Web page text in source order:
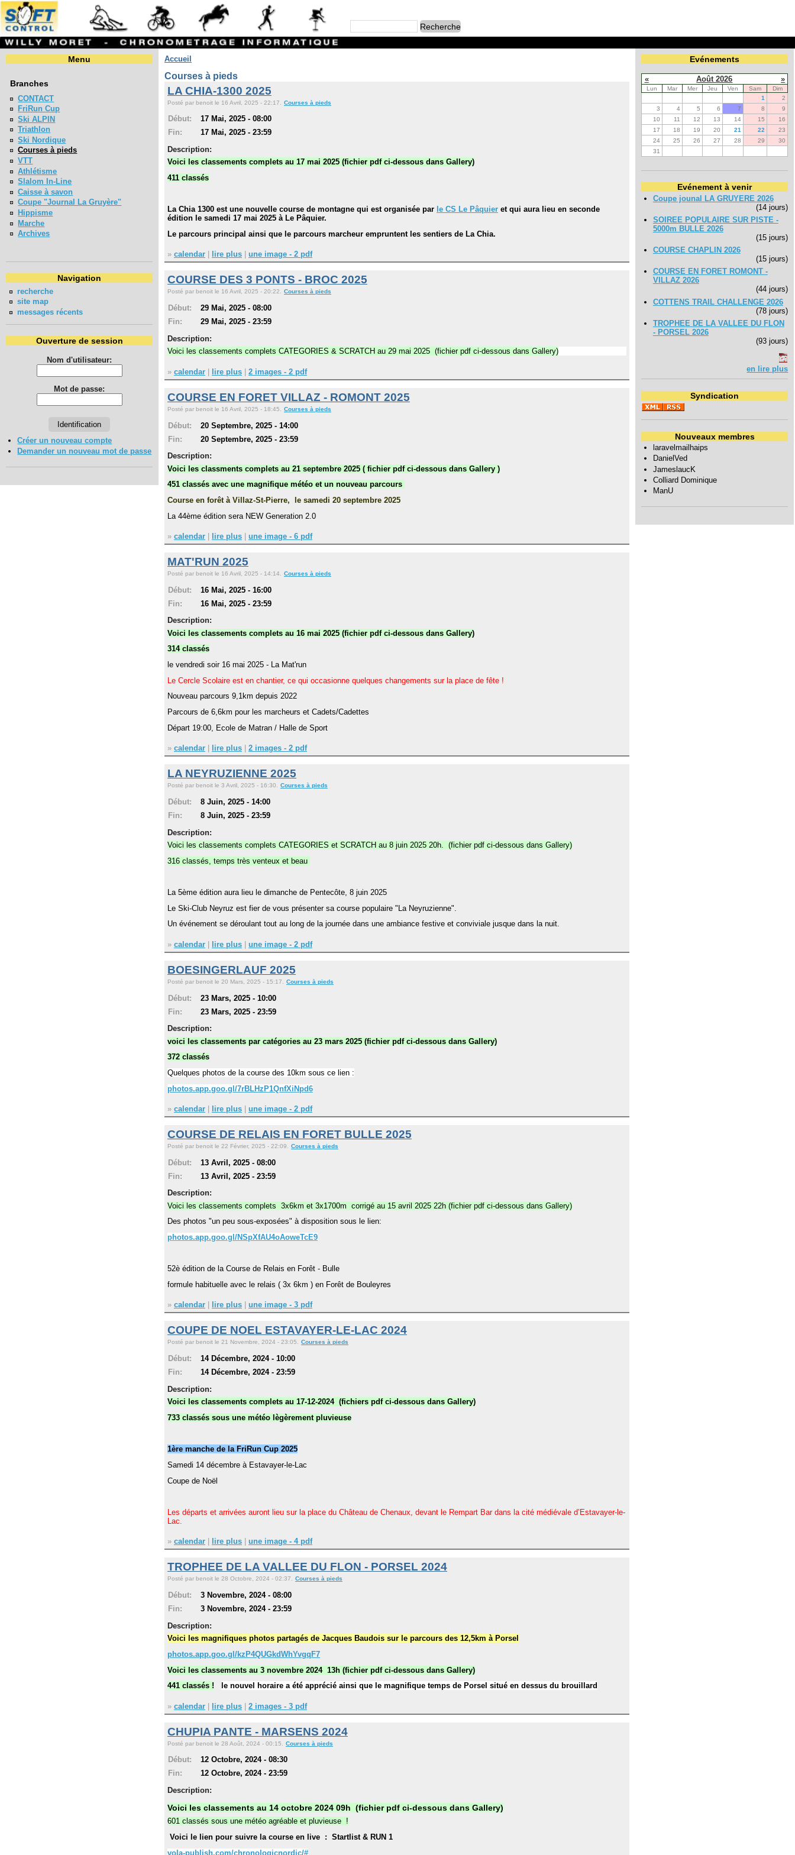
Menu
Branches
CONTACT
FriRun Cup
Ski ALPIN
Triathlon
Ski Nordique
Courses à pieds
VTT
Athlétisme
Slalom In-Line
Caisse à savon
Coupe "Journal La Gruyère"
Hippisme
Marche
Archives
Navigation
recherche
site map
messages récents
Ouverture de session
Nom d'utilisateur:
Mot de passe:
Créer un nouveau compte
Demander un nouveau mot de passe
Accueil
Courses à pieds
LA CHIA-1300 2025
Posté par benoit le 16 Avril, 2025 - 22:17. Courses à pieds
Début:
17 Mai, 2025 - 08:00
Fin:
17 Mai, 2025 - 23:59
Description:
Voici les classements complets au 17 mai 2025 (fichier pdf ci-dessous dans Gallery)
411 classés
La Chia 1300 est une nouvelle course de montagne qui est organisée par le CS Le Pâquier et qui aura lieu en seconde
édition le samedi 17 mai 2025 à Le Pâquier.
Le parcours principal ainsi que le parcours marcheur empruntent les sentiers de La Chia.
» calendar lire plus une image - 2 pdf
COURSE DES 3 PONTS - BROC 2025
Posté par benoit le 16 Avril, 2025 - 20:22. Courses à pieds
Début:
29 Mai, 2025 - 08:00
Fin:
29 Mai, 2025 - 23:59
Description:
Voici les classements complets CATEGORIES & SCRATCH au 29 mai 2025 (fichier pdf ci-dessous dans Gallery)
» calendar | lire plus | 2 images - 2 pdf
COURSE EN FORET VILLAZ - ROMONT 2025
Posté par benoit le 16 Avril, 2025 - 18:45. Courses à pieds
Début:
20 Septembre, 2025 - 14:00
Fin:
20 Septembre, 2025 - 23:59
Description:
Voici les classments complets au 21 septembre 2025 ( fichier pdf ci-dessous dans Gallery )
451 classés avec une magnifique météo et un nouveau parcours
Course en forêt à Villaz-St-Pierre, le samedi 20 septembre 2025
La 44ème édition sera NEW Generation 2.0
» calendar lire plus une image - 6 pdf
MAT'RUN 2025
Posté par benoit le 16 Avril, 2025 - 14:14. Courses à pieds
Début:
16 Mai, 2025 - 16:00
Fin:
16 Mai, 2025 - 23:59
Description:
Voici les classements complets au 16 mai 2025 (fichier pdf ci-dessous dans Gallery)
314 classés
le vendredi soir 16 mai 2025 - La Mat'run
Le Cercle Scolaire est en chantier, ce qui occasionne quelques changements sur la place de fête !
Nouveau parcours 9,1km depuis 2022
Parcours de 6,6km pour les marcheurs et Cadets/Cadettes
Départ 19:00, Ecole de Matran / Halle de Sport
» calendar lire plus 2 images - 2 pdf
LA NEYRUZIENNE 2025
Posté par benoit le 3 Avril, 2025 - 16:30. Courses à pieds
Début:
8 Juin, 2025 - 14:00
Fin:
8 Juin, 2025 - 23:59
Description:
Voici les classements complets CATEGORIES et SCRATCH au 8 juin 2025 20h. (fichier pdf ci-dessous dans Gallery)
316 classés, temps très venteux et beau
La 5ème édition aura lieu le dimanche de Pentecôte, 8 juin 2025
Le Ski-Club Neyruz est fier de vous présenter sa course populaire "La Neyruzienne".
Un événement se déroulant tout au long de la journée dans une ambiance festive et conviviale jusque dans la nuit.
» calendar | lire plus | une image - 2 pdf
BOESINGERLAUF 2025
Posté par benoit le 20 Mars, 2025 - 15:17. Courses à pieds
Début:
23 Mars, 2025 - 10:00
Fin:
23 Mars, 2025 - 23:59
Description:
voici les classements par catégories au 23 mars 2025 (fichier pdf ci-dessous dans Gallery)
372 classés
Quelques photos de la course des 10km sous ce lien :
photos.app.goo.gl/7rBLHzP1QnfXiNpd6
» calendar lire plus une image - 2 pdf
COURSE DE RELAIS EN FORET BULLE 2025
Posté par benoit le 22 Février, 2025 - 22:09. Courses à pieds
Début:
13 Avril, 2025 - 08:00
Fin:
13 Avril, 2025 - 23:59
Description:
Voici les classements complets 3x6km et 3x1700m corrigé au 15 avril 2025 22h (fichier pdf ci-dessous dans Gallery)
Des photos "un peu sous-exposées" à disposition sous le lien:
photos.app.goo.gl/NSpXfAU4oAoweTcE9
52è édition de la Course de Relais en Forêt - Bulle
formule habituelle avec le relais ( 3x 6km ) en Forêt de Bouleyres
» calendar lire plus une image - 3 pdf
COUPE DE NOEL ESTAVAYER-LE-LAC 2024
Posté par benoit le 21 Novembre, 2024 - 23:05. Courses à pieds
Début:
14 Décembre, 2024 - 10:00
Fin:
14 Décembre, 2024 - 23:59
Description:
Voici les classements complets au 17-12-2024 (fichiers pdf ci-dessous dans Gallery)
733 classés sous une météo lègèrement pluvieuse
1ère manche de la FriRun Cup 2025
Samedi 14 décembre à Estavayer-le-Lac
Coupe de Noël
Les départs et arrivées auront lieu sur la place du Château de Chenaux, devant le Rempart Bar dans la cité médiévale d’Estavayer-le-
Lac.
» calendar lire plus une image - 4 pdf
TROPHEE DE LA VALLEE DU FLON - PORSEL 2024
Posté par benoit le 28 Octobre, 2024 - 02:37. Courses à pieds
Début:
3 Novembre, 2024 - 08:00
Fin:
3 Novembre, 2024 - 23:59
Description:
Voici les magnifiques photos partagés de Jacques Baudois sur le parcours des 12,5km à Porsel
photos.app.goo.gl/kzP4QUGkdWhYvgqF7
Voici les classements au 3 novembre 2024 13h (fichier pdf ci-dessous dans Gallery)
441 classés !
le nouvel horaire a été apprécié ainsi que le magnifique temps de Porsel situé en dessus du brouillard
» calendar | lire plus | 2 images - 3 pdf
CHUPIA PANTE - MARSENS 2024
Posté par benoit le 28 Août, 2024 - 00:15. Courses à pieds
Début:
12 Octobre, 2024 - 08:30
Fin:
12 Octobre, 2024 - 23:59
Description:
Voici les classements au 14 octobre 2024 09h (fichier pdf ci-dessous dans Gallery)
601 classés sous une météo agréable et pluvieuse !
Voici le lien pour suivre la course en live : Startlist & RUN 1
vola-publish.com/chronologicnordic/#
Evénements
« Août 2026 »
Lun Mar Mer Jeu Ven Sam
Dim
1
2
3
4 5 6 7 8
9
10
11 12 13 14 15
16
17
18 19 20 21 22
23
24
25 26 27 28 29
30
31
Evénement à venir
Coupe jounal LA GRUYERE 2026
(14 jours)
SOIREE POPULAIRE SUR PISTE -
5000m BULLE 2026
(15 jours)
COURSE CHAPLIN 2026
(15 jours)
COURSE EN FORET ROMONT -
VILLAZ 2026
(44 jours)
COTTENS TRAIL CHALLENGE 2026
(78 jours)
TROPHEE DE LA VALLEE DU FLON
- PORSEL 2026
(93 jours)
en lire plus
Syndication
Nouveaux membres
laravelmailhaips
DanielVed
JameslaucK
Colliard Dominique
ManU